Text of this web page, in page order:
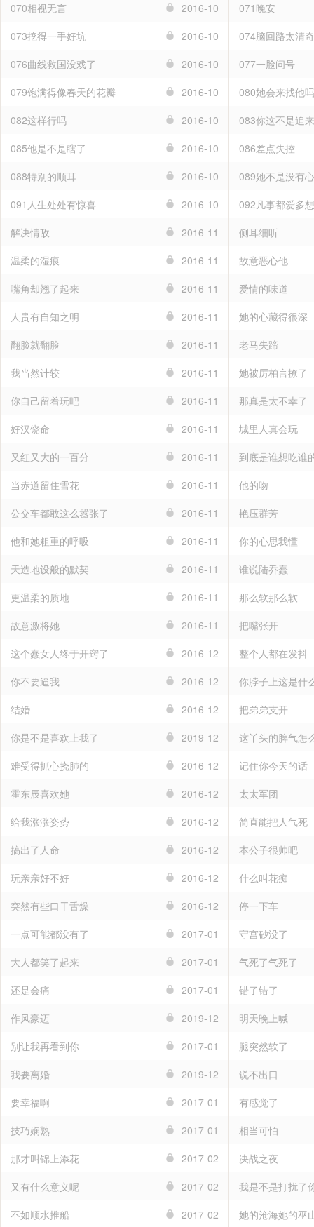
070相视无言
2016-10
071晚安
073挖得一手好坑
2016-10
074脑回路太清奇
076曲线救国没戏了
2016-10
077一脸问号
079饱满得像春天的花瓣
2016-10
080她会来找他吗
082这样行吗
2016-10
083你这不是追
085他是不是瞎了
2016-10
086差点失控
088特别的顺耳
2016-10
089她不是没有
091人生处处有惊喜
2016-10
092凡事都爱多想
解决情敌
2016-11
侧耳细听
温柔的湿痕
2016-11
故意恶心他
嘴角却翘了起来
2016-11
爱情的味道
人贵有自知之明
2016-11
她的心藏得很深
翻脸就翻脸
2016-11
老马失蹄
我当然计较
2016-11
她被厉柏言撩了
你自己留着玩吧
2016-11
那真是太不幸了
好汉饶命
2016-11
城里人真会玩
又红又大的一百分
2016-11
到底是谁想吃谁
当赤道留住雪花
2016-11
他的吻
公交车都敢这么嚣张了
2016-11
艳压群芳
他和她粗重的呼吸
2016-11
你的心思我懂
天造地设般的默契
2016-11
谁说陆乔蠢
更温柔的质地
2016-11
那么软那么软
故意激将她
2016-11
把嘴张开
这个蠢女人终于开窍了
2016-12
整个人都在发抖
你不要逼我
2016-12
你脖子上这是什
结婚
2016-12
把弟弟支开
你是不是喜欢上我了
2019-12
这丫头的脾气怎
难受得抓心挠肺的
2016-12
记住你今天的话
霍东辰喜欢她
2016-12
太太军团
给我涨涨姿势
2016-12
简直能把人气死
搞出了人命
2016-12
本公子很帅吧
玩亲亲好不好
2016-12
什么叫花痴
突然有些口干舌燥
2016-12
停一下车
一点可能都没有了
2017-01
守宫砂没了
大人都笑了起来
2017-01
气死了气死了
还是会痛
2017-01
错了错了
作风豪迈
2019-12
明天晚上喊
别让我再看到你
2017-01
腿突然软了
我要离婚
2019-12
说不出口
要幸福啊
2017-01
有感觉了
技巧娴熟
2017-01
相当可怕
那才叫锦上添花
2017-02
决战之夜
又有什么意义呢
2017-02
我是不是打扰了
不如顺水推船
2017-02 她的沧海她的巫